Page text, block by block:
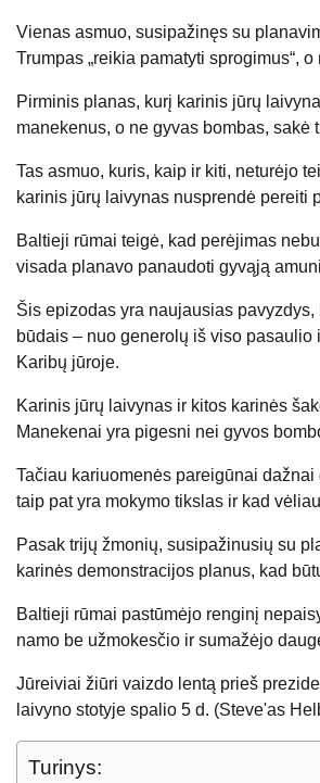
Vienas asmuo, susipažinęs su
Trumpas „reikia pamatyti sprogimus“,
Pirminis planas, kurį karinis jūrų
manekenus, o ne gyvas bombas,
Tas asmuo, kuris, kaip ir kiti, neturėjo
karinis jūrų laivynas nusprendė pereiti
Baltieji rūmai teigė, kad perėjimas
visada planavo panaudoti gyvąją
Šis epizodas yra naujausias
būdais – nuo ​​generolų iš viso
Karibų jūroje.
Karinis jūrų laivynas ir kitos karinės
Manekenai yra pigesni nei gyvos
Tačiau kariuomenės pareigūnai
taip pat yra mokymo tikslas ir kad
Pasak trijų žmonių, susipažinusių su
karinės demonstracijos planus, kad
Baltieji rūmai pastūmėjo renginį
namo be užmokesčio ir sumažėjo
Jūreiviai žiūri vaizdo lentą prieš
laivyno stotyje spalio 5 d. (Steve'as
Turinys: